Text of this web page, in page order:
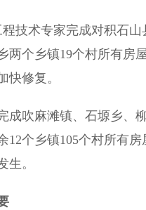
术专家完成对积石山
两个乡镇19个村所有房
快修复。
吹麻滩镇、石塬乡、
12个乡镇105个村所有
生。